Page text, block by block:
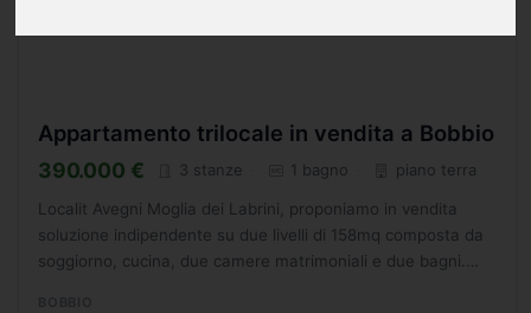
Appartamento trilocale in vendita a Bobbio
390.000 € 3 stanze 1 bagno piano terra
Localit Avegni Moglia dei Labrini, proponiamo in vendita
soluzione indipendente su due livelli di 158mq composta da
soggiorno, cucina, due camere matrimoniali e due bagni.